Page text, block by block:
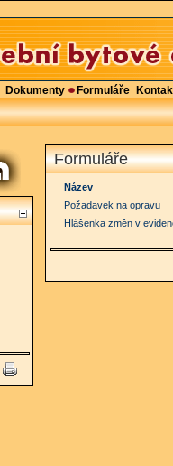
Dokumenty Formuláře
Formuláře
Název
Požadavek na opravu
Hlášenka změn v